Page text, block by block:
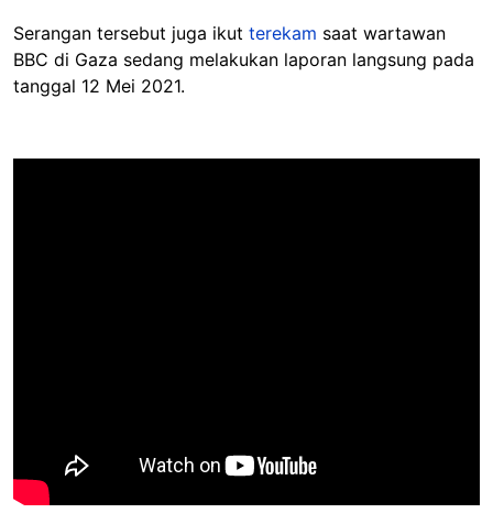
Serangan tersebut juga ikut terekam saat wartawan
BBC di Gaza sedang melakukan laporan langsung pada
tanggal 12 Mei 2021.